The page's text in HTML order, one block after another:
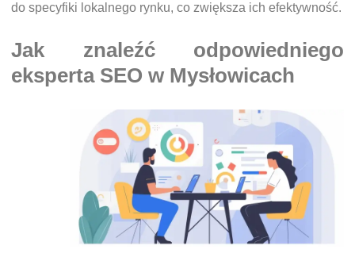
do specyfiki lokalnego rynku, co zwiększa ich efektywność.
Jak znaleźć odpowiedniego
eksperta SEO w Mysłowicach